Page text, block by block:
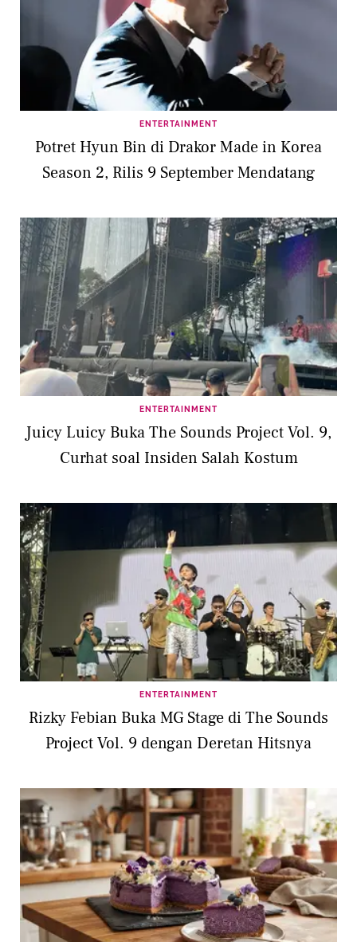
ENTERTAINMENT
Potret Hyun Bin di Drakor Made in Korea
Season 2, Rilis 9 September Mendatang
ENTERTAINMENT
Juicy Luicy Buka The Sounds Project Vol. 9,
Curhat soal Insiden Salah Kostum
ENTERTAINMENT
Rizky Febian Buka MG Stage di The Sounds
Project Vol. 9 dengan Deretan Hitsnya